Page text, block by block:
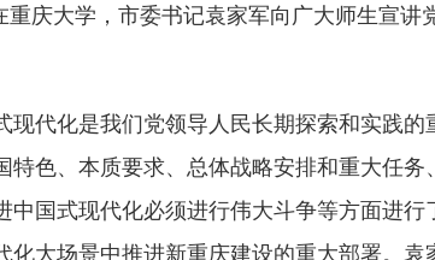
庆大学，市委书记袁家军向广大师生宣讲
现代化是我们党领导人民长期探索和实践的
特色、本质要求、总体战略安排和重大任务
中国式现代化必须进行伟大斗争等方面进行
化大场景中推进新重庆建设的重大部署。袁